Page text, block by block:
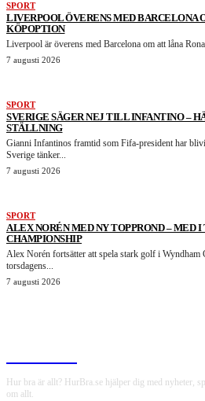
SPORT
LIVERPOOL ÖVERENS MED BARCELONA
KÖPOPTION
Liverpool är överens med Barcelona om att låna
7 augusti 2026
SPORT
SVERIGE SÄGER NEJ TILL INFANTINO –
STÄLLNING
Gianni Infantinos framtid som Fifa-president har
Sverige tänker...
7 augusti 2026
SPORT
ALEX NORÉN MED NY TOPPROND – MED
CHAMPIONSHIP
Alex Norén fortsätter att spela stark golf i Wyndham
torsdagens...
7 augusti 2026
Hur bra är allt? HurBra.se hjälper dig med nyheter,
om allt.